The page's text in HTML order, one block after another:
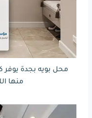
محل بويه بجدة يوفر
منها